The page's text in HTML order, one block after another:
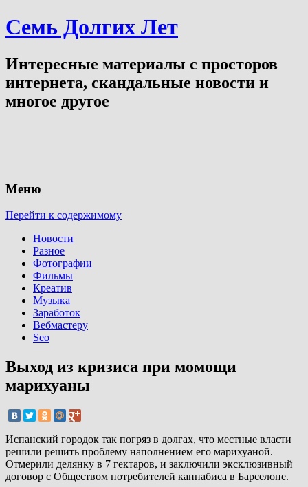
Семь Долгих Лет
Интересные материалы с просторов
интернета, скандальные новости и
многое другое
Меню
Перейти к содержимому
Новости
Разное
Фотографии
Фильмы
Креатив
Музыка
Заработок
Вебмастеру
Seo
Выход из кризиса при момощи
марихуаны
Испанский городок так погряз в долгах, что местные власти
решили решить проблему наполнением его марихуаной.
Отмерили делянку в 7 гектаров, и заключили эксклюзивный
договор с Обществом потребителей каннабиса в Барселоне.